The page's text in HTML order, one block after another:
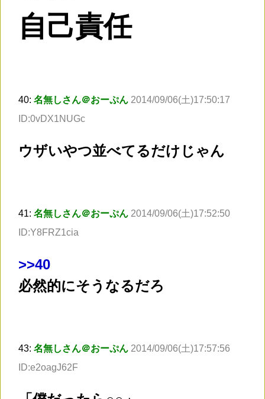
自己責任
40: 名無しさん＠おーぷん 2014/09/06(土)17:50:17
ID:0vDX1NUGc
ウザいやつ並べてるだけじゃん
41: 名無しさん＠おーぷん 2014/09/06(土)17:52:50
ID:Y8FRZ1cia
>>40
必然的にそうなるだろ
43: 名無しさん＠おーぷん 2014/09/06(土)17:57:56
ID:e2oagJ62F